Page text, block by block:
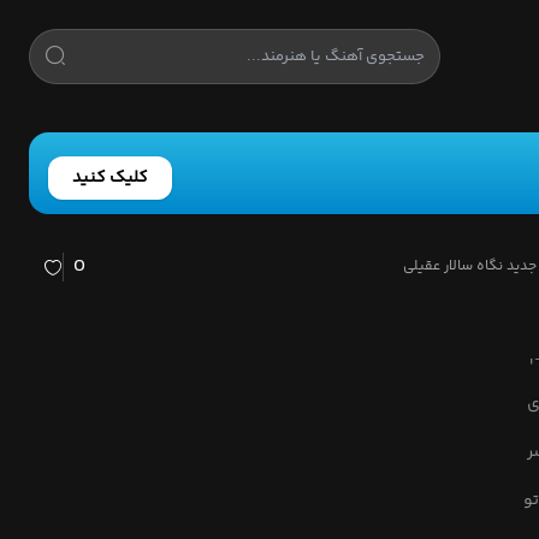
کلیک کنید
نگاه سالار عقیلی 0